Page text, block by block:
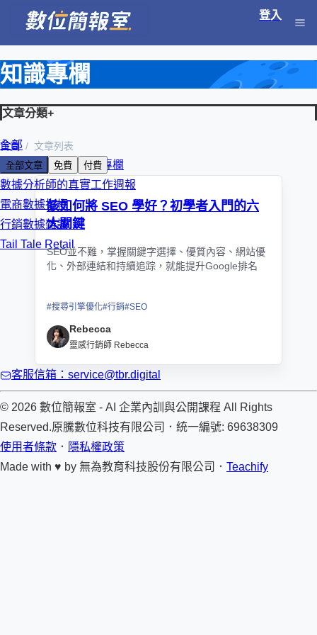
登入
知識專欄
文章分類+
全部
朱克強 KC 數位轉型專欄
數據分析師的真實工作週報
電商數據指標
行銷數據雜談
Tail Tale Retail
首頁 文章列表
全部文章 免費 付費
該如何將 SEO 學好？初學者入門的六
大關鍵
SEO並不難，掌握關鍵字選擇、優質內容、網站優
化、外部連結和持續追踪，就能提升Google排名
#搜尋引擎優化#行銷#SEO
Rebecca
靈感行銷師 Rebecca
客服信箱：service@tbr.digital
© 2026 數位簡報室 - AI 企業內訓與公開課程 All Rights
Reserved.原騰數位科技有限公司 ． 統一編號: 69638309
使用者條款 ． 隱私權政策
Made with ♥ by 無為教育科技股份有限公司． Teachify